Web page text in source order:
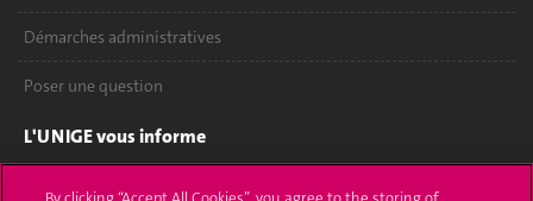
Démarches administratives
Poser une question
L'UNIGE vous informe
UNIGE Mobile